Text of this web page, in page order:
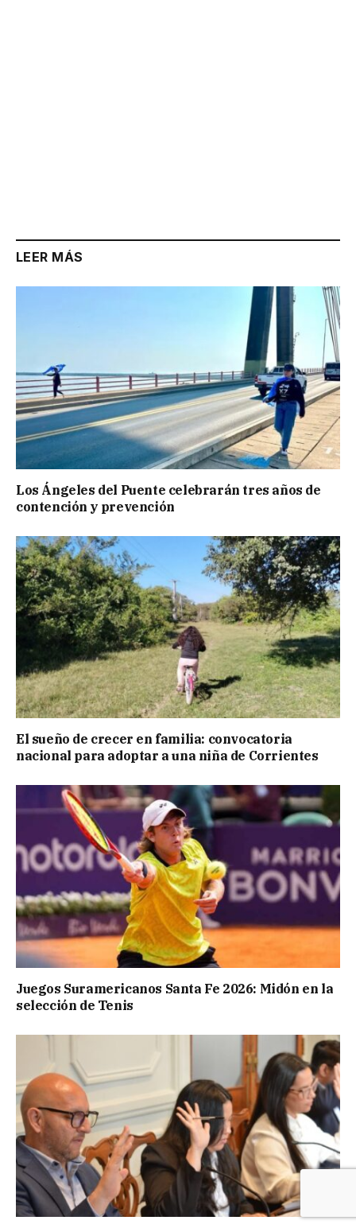
LEER MÁS
Los Ángeles del Puente celebrarán tres años de
contención y prevención
El sueño de crecer en familia: convocatoria
nacional para adoptar a una niña de Corrientes
Juegos Suramericanos Santa Fe 2026: Midón en la
selección de Tenis